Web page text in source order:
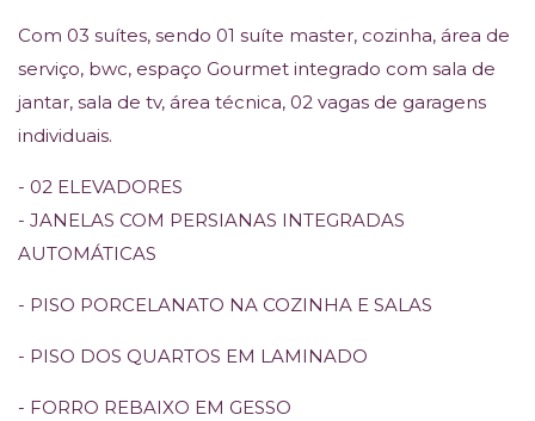
Com 03 suítes, sendo 01 suíte master, cozinha, área de
serviço, bwc, espaço Gourmet integrado com sala de
jantar, sala de tv, área técnica, 02 vagas de garagens
individuais.
- 02 ELEVADORES
- JANELAS COM PERSIANAS INTEGRADAS
AUTOMÁTICAS
- PISO PORCELANATO NA COZINHA E SALAS
- PISO DOS QUARTOS EM LAMINADO
- FORRO REBAIXO EM GESSO